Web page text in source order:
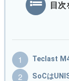
目
Teclast
SoCは